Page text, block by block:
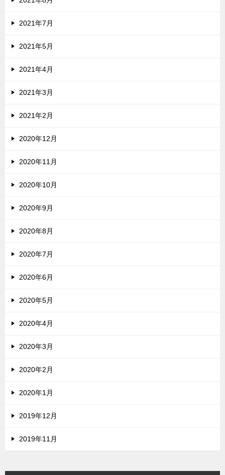
2021年7月
2021年5月
2021年4月
2021年3月
2021年2月
2020年12月
2020年11月
2020年10月
2020年9月
2020年8月
2020年7月
2020年6月
2020年5月
2020年4月
2020年3月
2020年2月
2020年1月
2019年12月
2019年11月